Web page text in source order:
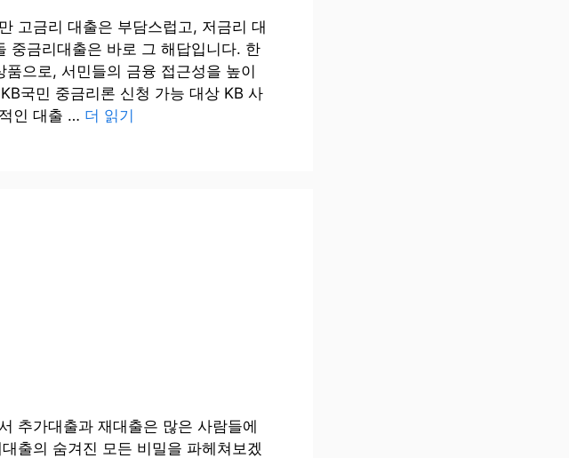
고금리 대출은 부담스럽고, 저금리 대
중금리대출은 바로 그 해답입니다. 한
으로, 서민들의 금융 접근성을 높이
국민 중금리론 신청 가능 대상 KB 사
인 대출 … 더 읽기
추가대출과 재대출은 많은 사람들에
출의 숨겨진 모든 비밀을 파헤쳐보겠